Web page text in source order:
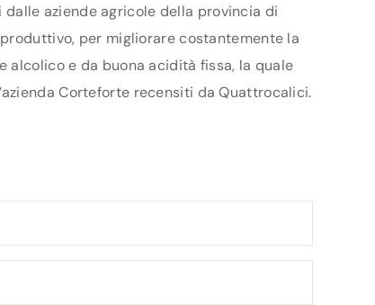
aziende agricole della provincia di
per migliorare costantemente la
alcolico e da buona acidità fissa, la quale
Corteforte recensiti da Quattrocalici.